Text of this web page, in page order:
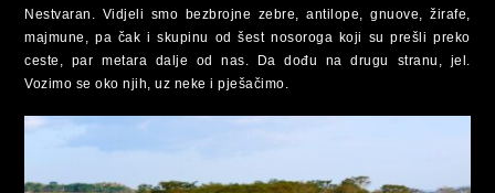
Nestvaran. Vidjeli smo bezbrojne zebre, antilope, gnuove, žirafe,
majmune, pa čak i skupinu od šest nosoroga koji su prešli preko
ceste, par metara dalje od nas. Da dođu na drugu stranu, jel.
Vozimo se oko njih, uz neke i pješačimo.